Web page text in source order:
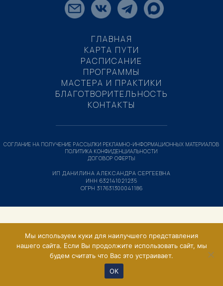
ГЛАВНАЯ
КАРТА ПУТИ
РАСПИСАНИЕ
ПРОГРАММЫ
МАСТЕРА И ПРАКТИКИ
БЛАГОТВОРИТЕЛЬНОСТЬ
КОНТАКТЫ
ИП ДАНИЛИНА АЛЕКСАНДРА СЕРГЕЕВНА
ИНН 632141021235
ОГРН 317631300041186
СОГЛАНИЕ НА ПОЛУЧЕНИЕ РАССЫЛКИ РЕКЛАМНО-ИНФОРМАЦИОННЫХ МАТЕРИАЛОВ
ПОЛИТИКА КОНФИДЕНЦИАЛЬНОСТИ
ДОГОВОР ОФЕРТЫ
Мы используем куки для наилучшего представления
нашего сайта. Если Вы продолжите использовать сайт, мы
будем считать что Вас это устраивает.
ОК